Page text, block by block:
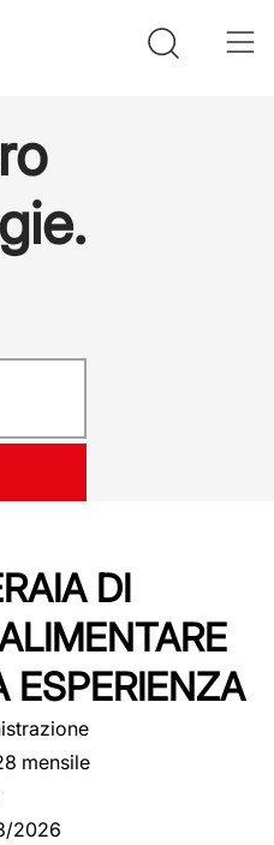
DI
ESPERIENZA
mensile
2026